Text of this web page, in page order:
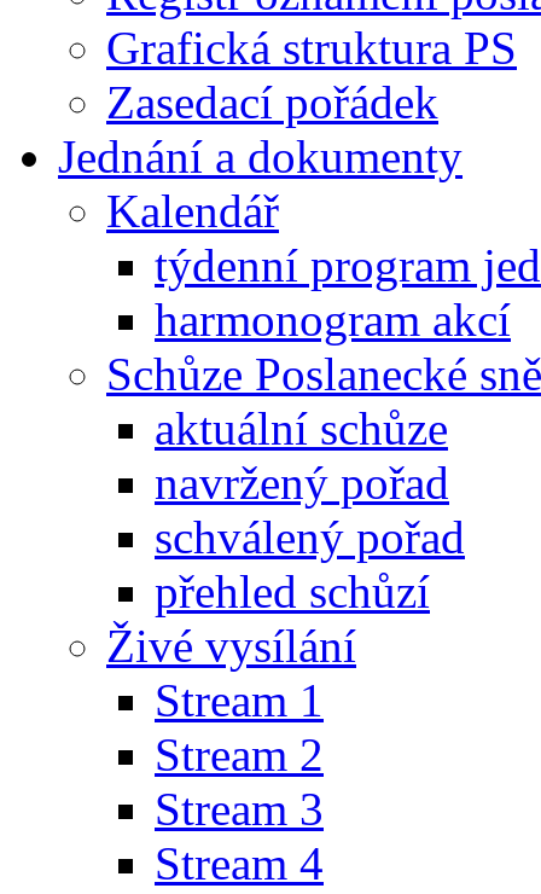
Grafická struktura PS
Zasedací pořádek
Jednání a dokumenty
Kalendář
týdenní program
harmonogram akcí
Schůze Poslanecké
aktuální schůze
navržený pořad
schválený pořad
přehled schůzí
Živé vysílání
Stream 1
Stream 2
Stream 3
Stream 4